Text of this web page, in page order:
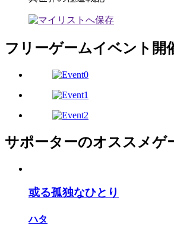
フリーゲームイベント開
サポーターのオススメゲ
或る孤独なひとり
ハタ